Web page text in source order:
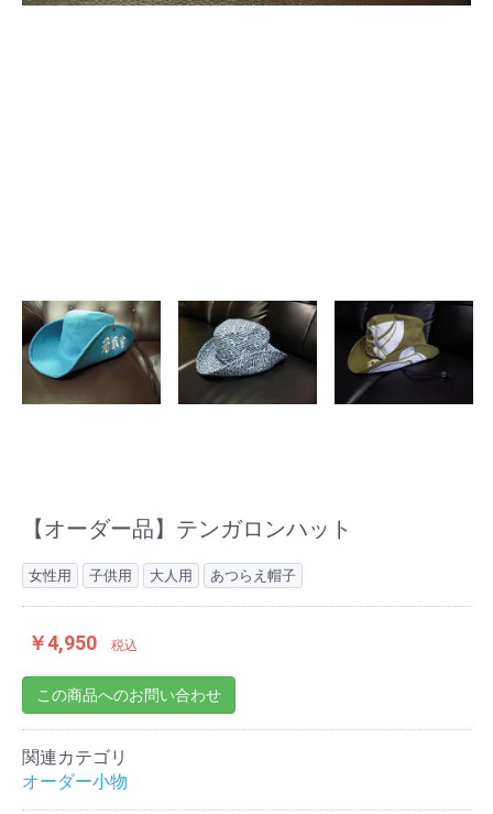
【オーダー品】テンガロンハット
女性用 子供用 大人用 あつらえ帽子
￥4,950 税込
この商品へのお問い合わせ
関連カテゴリ
オーダー小物